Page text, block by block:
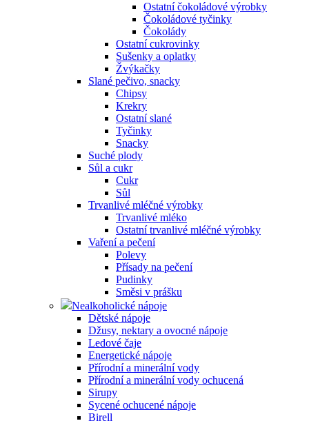
Ostatní čokoládové výrobky
Čokoládové tyčinky
Čokolády
Ostatní cukrovinky
Sušenky a oplatky
Žvýkačky
Slané pečivo, snacky
Chipsy
Krekry
Ostatní slané
Tyčinky
Snacky
Suché plody
Sůl a cukr
Cukr
Sůl
Trvanlivé mléčné výrobky
Trvanlivé mléko
Ostatní trvanlivé mléčné výrobky
Vaření a pečení
Polevy
Přísady na pečení
Pudinky
Směsi v prášku
Nealkoholické nápoje
Dětské nápoje
Džusy, nektary a ovocné nápoje
Ledové čaje
Energetické nápoje
Přírodní a minerální vody
Přírodní a minerální vody ochucená
Sirupy
Sycené ochucené nápoje
Birell